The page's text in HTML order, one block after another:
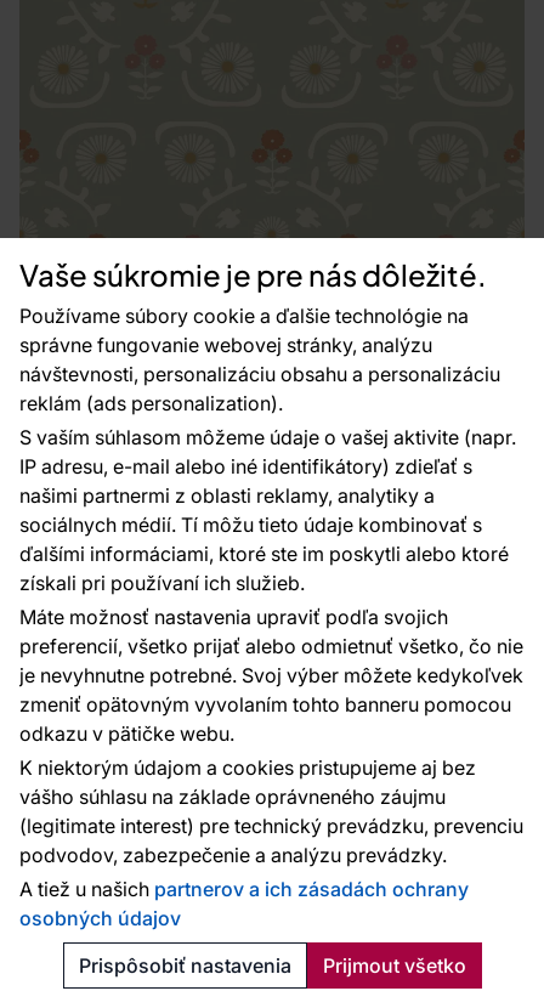
Vaše súkromie je pre nás dôležité.
Používame súbory cookie a ďalšie technológie na
správne fungovanie webovej stránky, analýzu
návštevnosti, personalizáciu obsahu a personalizáciu
reklám (ads personalization).
S vaším súhlasom môžeme údaje o vašej aktivite (napr.
IP adresu, e-mail alebo iné identifikátory) zdieľať s
našimi partnermi z oblasti reklamy, analytiky a
sociálnych médií. Tí môžu tieto údaje kombinovať s
ďalšími informáciami, ktoré ste im poskytli alebo ktoré
získali pri používaní ich služieb.
Máte možnosť nastavenia upraviť podľa svojich
preferencií, všetko prijať alebo odmietnuť všetko, čo nie
je nevyhnutne potrebné. Svoj výber môžete kedykoľvek
zmeniť opätovným vyvolaním tohto banneru pomocou
odkazu v pätičke webu.
K niektorým údajom a cookies pristupujeme aj bez
vášho súhlasu na základe oprávneného záujmu
(legitimate interest) pre technický prevádzku, prevenciu
podvodov, zabezpečenie a analýzu prevádzky.
A tiež u našich partnerov a ich zásadách ochrany
osobných údajov
Prispôsobiť nastavenia
Prijmout všetko
Tapeta, zelená, kvety, 5820, Nordic Folk, Borastapeter
Dodanie do 10 prac. dní
82.92 €
15.57 € / m2
Pridať do košíka
Novinka